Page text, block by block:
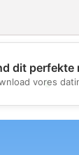
💖
dit perfekte
vores